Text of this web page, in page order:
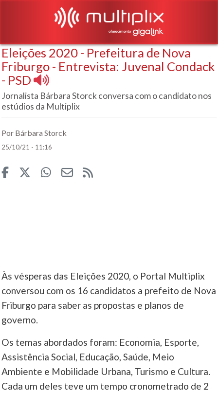
Eleições 2020 - Prefeitura de Nova
Friburgo - Entrevista: Juvenal Condack
- PSD
Jornalista Bárbara Storck conversa com o candidato nos
estúdios da Multiplix
Por Bárbara Storck
25/10/21 - 11:16
Às vésperas das Eleições 2020, o Portal Multiplix
conversou com os 16 candidatos a prefeito de Nova
Friburgo para saber as propostas e planos de
governo.
Os temas abordados foram: Economia, Esporte,
Assistência Social, Educação, Saúde, Meio
Ambiente e Mobilidade Urbana, Turismo e Cultura.
Cada um deles teve um tempo cronometrado de 2